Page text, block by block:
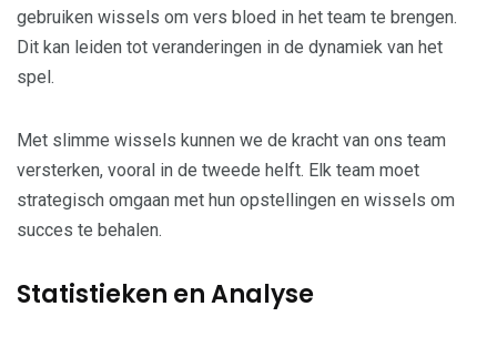
gebruiken wissels om vers bloed in het team te brengen.
Dit kan leiden tot veranderingen in de dynamiek van het
spel.
Met slimme wissels kunnen we de kracht van ons team
versterken, vooral in de tweede helft. Elk team moet
strategisch omgaan met hun opstellingen en wissels om
succes te behalen.
Statistieken en Analyse